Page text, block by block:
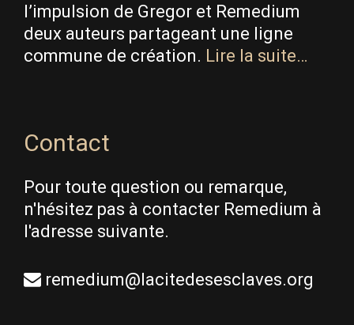
l’impulsion de Gregor et Remedium
deux auteurs partageant une ligne
commune de création. Lire la suite…
Contact
Pour toute question ou remarque,
n'hésitez pas à contacter Remedium à
l'adresse suivante.
remedium@lacitedesesclaves.org